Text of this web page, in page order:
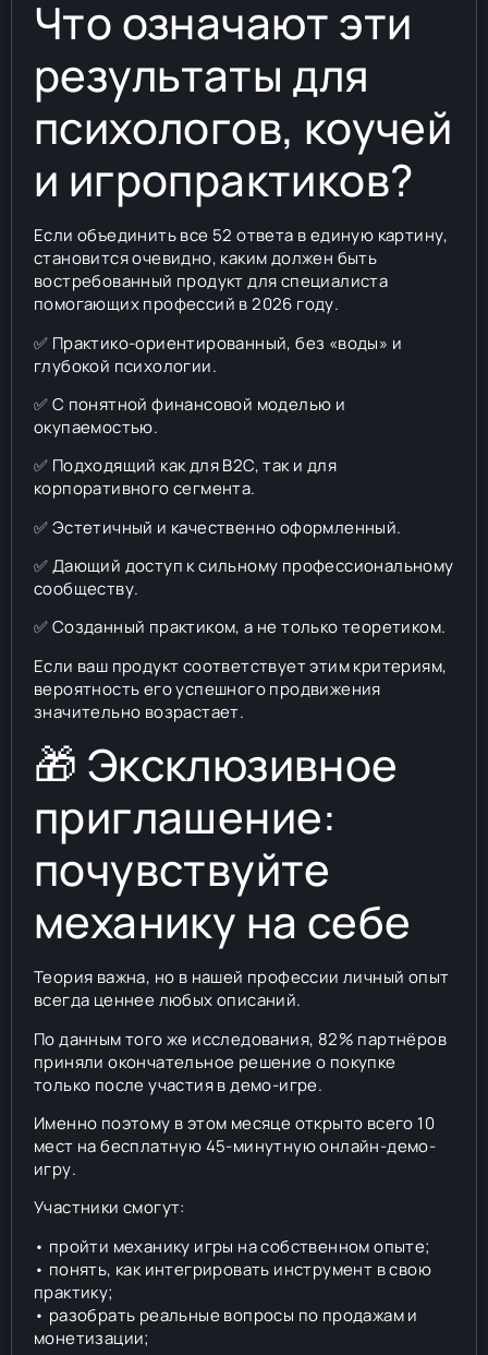
Что означают эти
результаты для
психологов, коучей
и игропрактиков?
Если объединить все 52 ответа в единую картину,
становится очевидно, каким должен быть
востребованный продукт для специалиста
помогающих профессий в 2026 году.
✅ Практико-ориентированный, без «воды» и
глубокой психологии.
✅ С понятной финансовой моделью и
окупаемостью.
✅ Подходящий как для B2C, так и для
корпоративного сегмента.
✅ Эстетичный и качественно оформленный.
✅ Дающий доступ к сильному профессиональному
сообществу.
✅ Созданный практиком, а не только теоретиком.
Если ваш продукт соответствует этим критериям,
вероятность его успешного продвижения
значительно возрастает.
🎁 Эксклюзивное
приглашение:
почувствуйте
механику на себе
Теория важна, но в нашей профессии личный опыт
всегда ценнее любых описаний.
По данным того же исследования, 82% партнёров
приняли окончательное решение о покупке
только после участия в демо-игре.
Именно поэтому в этом месяце открыто всего 10
мест на бесплатную 45-минутную онлайн-демо-
игру.
Участники смогут:
• пройти механику игры на собственном опыте;
• понять, как интегрировать инструмент в свою
практику;
• разобрать реальные вопросы по продажам и
монетизации;